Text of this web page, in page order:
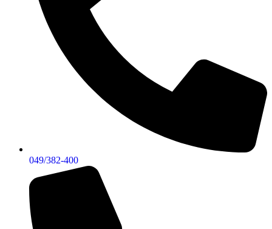
049/382-400